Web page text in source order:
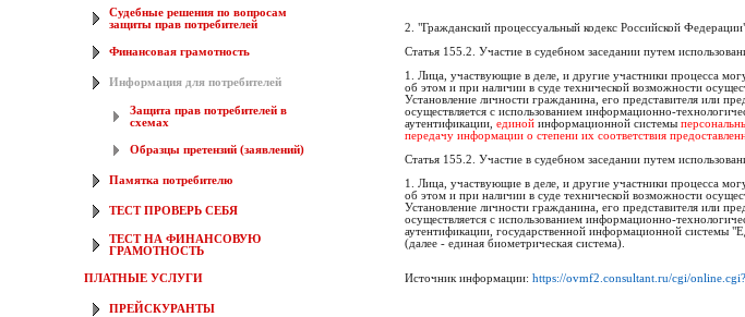
Судебные решения по вопросам
защиты прав потребителей
Финансовая грамотность
Информация для потребителей
Защита прав потребителей в
схемах
Образцы претензий (заявлений)
Памятка потребителю
ТЕСТ ПРОВЕРЬ СЕБЯ
ТЕСТ НА ФИНАНСОВУЮ
ГРАМОТНОСТЬ
ПЛАТНЫЕ УСЛУГИ
ПРЕЙСКУРАНТЫ
2. "Гражданский процессуальный кодекс Российской
Статья 155.2. Участие в судебном заседании путем
1. Лица, участвующие в деле, и другие участники процесса
об этом и при наличии в суде технической возможности
Установление личности гражданина, его представителя или
осуществляется с использованием информационно-
аутентификации, единой информационной системы
передачу информации о степени их соответствия
Статья 155.2. Участие в судебном заседании путем
1. Лица, участвующие в деле, и другие участники процесса
об этом и при наличии в суде технической возможности
Установление личности гражданина, его представителя или
осуществляется с использованием информационно-
аутентификации, государственной информационной системы
(далее - единая биометрическая система).
Источник информации: https://ovmf2.consultant.ru/cgi/